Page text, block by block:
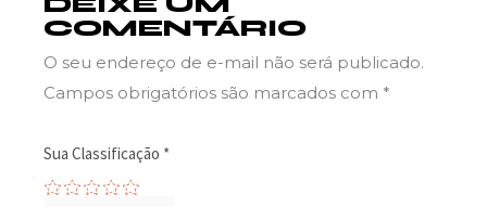
COMENTÁRIO
O seu endereço de e-mail não será publicado.
Campos obrigatórios são marcados com *
Sua Classificação *